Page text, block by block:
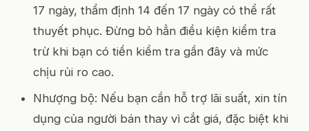
17 ngày, thẩm định 14 đến 17 ngày có thể rất
thuyết phục. Đừng bỏ hẳn điều kiện kiểm tra
trừ khi bạn có tiền kiểm tra gần đây và mức
chịu rủi ro cao.
Nhượng bộ: Nếu bạn cần hỗ trợ lãi suất, xin tín
dụng của người bán thay vì cắt giá, đặc biệt khi